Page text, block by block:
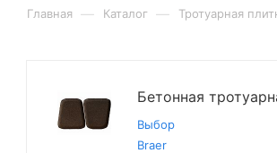
Главная — Каталог — Тротуарная
Бетонная
Выбор
Braer